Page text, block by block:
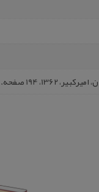
194 صفحه.